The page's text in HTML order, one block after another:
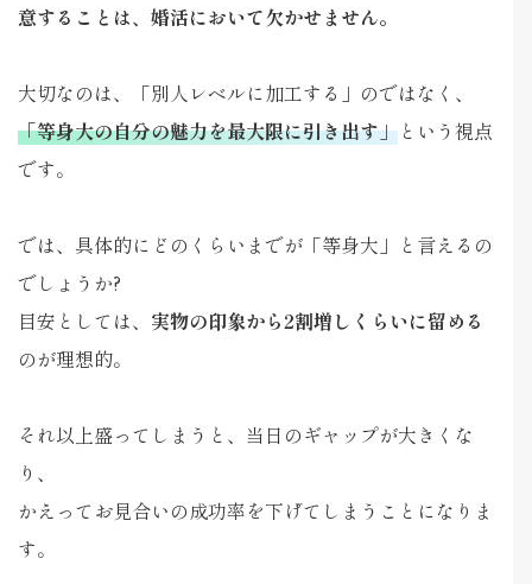
意することは、婚活において欠かせません。
大切なのは、「別人レベルに加工する」のではなく、
「等身大の自分の魅力を最大限に引き出す」 という視点
です。
では、具体的にどのくらいまでが「等身大」と言えるの
でしょうか?
目安としては、 実物の印象から2割増しくらいに留める
のが理想的。
それ以上盛ってしまうと、当日のギャップが大きくな
り、
かえってお見合いの成功率を下げてしまうことになりま
す。